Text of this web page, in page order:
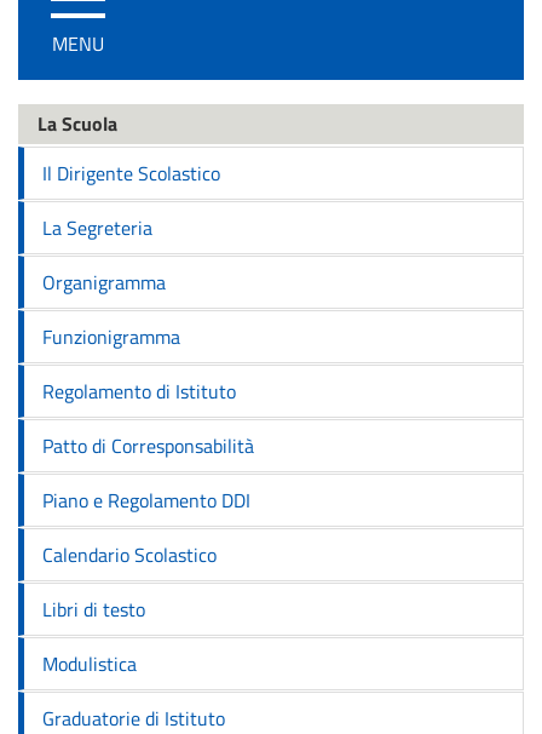
/
disattiva
navigazione
MENU
La Scuola
Il Dirigente Scolastico
La Segreteria
Organigramma
Funzionigramma
Regolamento di Istituto
Patto di Corresponsabilità
Piano e Regolamento DDI
Calendario Scolastico
Libri di testo
Modulistica
Graduatorie di Istituto